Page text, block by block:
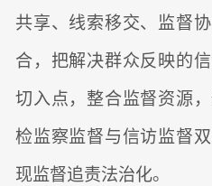
共享、线索移交、监督
合，把解决群众反映的
切入点，整合监督资源
检监察监督与信访监督
现监督追责法治化。